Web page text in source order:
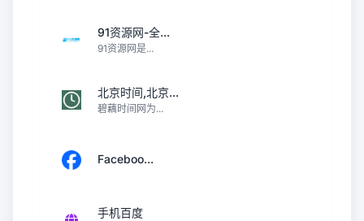
91资源网-全...
91资源网是...
北京时间,北京...
碧藕时间网为...
Faceboo...
手机百度